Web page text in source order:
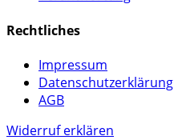
Rechtliches
Impressum
Datenschutzerklärung
AGB
Widerruf erklären